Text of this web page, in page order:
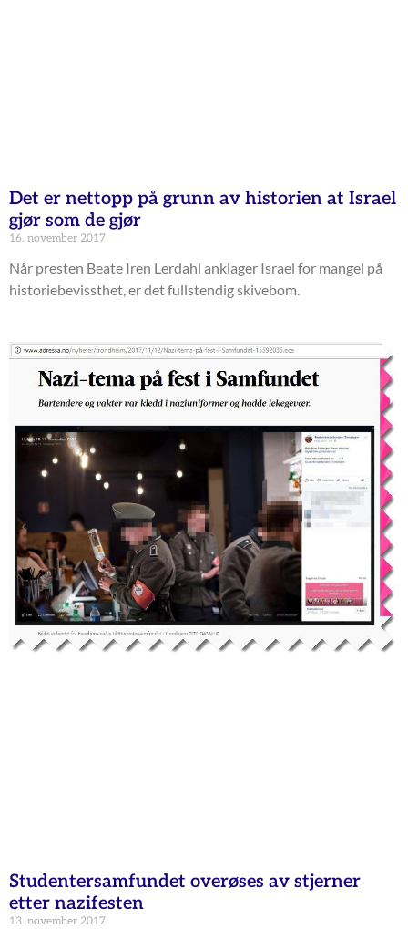
Det er nettopp på grunn av historien at Israel
gjør som de gjør
16. november 2017
Når presten Beate Iren Lerdahl anklager Israel for mangel på
historiebevissthet, er det fullstendig skivebom.
Studentersamfundet overøses av stjerner
etter nazifesten
13. november 2017